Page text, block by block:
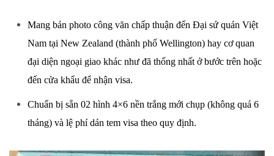
Mang bản photo công văn chấp thuận đến Đại sứ quán Việt
Nam tại New Zealand (thành phố Wellington) hay cơ quan
đại diện ngoại giao khác như đã thống nhất ở bước trên hoặc
đến cửa khẩu để nhận visa.
Chuẩn bị sẵn 02 hình 4×6 nền trắng mới chụp (không quá 6
tháng) và lệ phí dán tem visa theo quy định.